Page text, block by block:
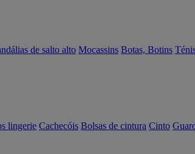
de salto alto Mocassins Botas, Botins
lingerie Cachecóis Bolsas de cintura Cinto